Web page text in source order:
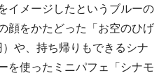
イメージしたというブルーの
顔をかたどった「お空のひげ
や、持ち帰りもできるシナ
を使ったミニパフェ「シナモ